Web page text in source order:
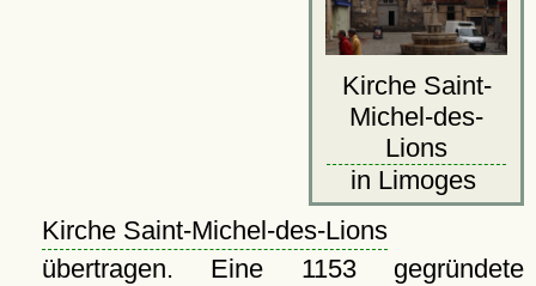
Kirche Saint-
Michel-des-
Lions
in Limoges
Kirche Saint-Michel-des-Lions
übertragen. Eine 1153 gegründete